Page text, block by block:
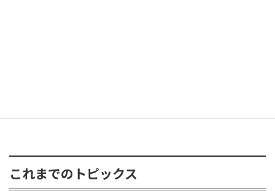
これまでのトピックス